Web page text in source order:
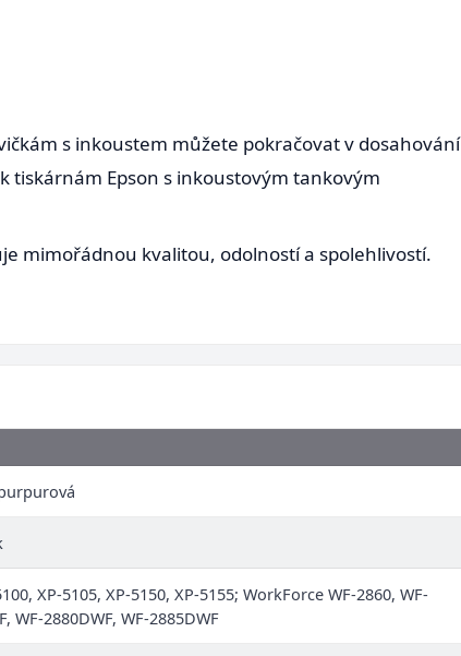
s inkoustem můžete pokračovat v dosahování
tiskárnám Epson s inkoustovým tankovým
mimořádnou kvalitou, odolností a spolehlivostí.
XP-5105, XP-5150, XP-5155; WorkForce WF-2860, WF-
WF-2880DWF, WF-2885DWF